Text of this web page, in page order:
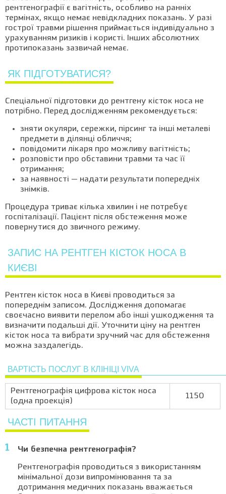
рентгенографії є вагітність, особливо на ранніх
термінах, якщо немає невідкладних показань. У разі
гострої травми рішення приймається індивідуально з
урахуванням ризиків і користі. Інших абсолютних
протипоказань зазвичай немає.
ЯК ПІДГОТУВАТИСЯ?
Спеціальної підготовки до рентгену кісток носа не
потрібно. Перед дослідженням рекомендується:
зняти окуляри, сережки, пірсинг та інші металеві
предмети в ділянці обличчя;
повідомити лікаря про можливу вагітність;
розповісти про обставини травми та час її
отримання;
за наявності — надати результати попередніх
знімків.
Процедура триває кілька хвилин і не потребує
госпіталізації. Пацієнт після обстеження може
повернутися до звичного режиму.
ЗАПИС НА РЕНТГЕН КІСТОК НОСА В
КИЄВІ
Рентген кісток носа в Києві проводиться за
попереднім записом. Дослідження допомагає
своєчасно виявити перелом або інші ушкодження та
визначити подальші дії. Уточнити ціну на рентген
кісток носа та вибрати зручний час для обстеження
можна заздалегідь.
ВАРТІСТЬ ПОСЛУГ В КЛІНІЦІ VIVA
Рентгенографія цифрова кісток носа
(одна проекція)
1150
ЧАСТІ ПИТАННЯ
Чи безпечна рентгенографія?
Рентгенографія проводиться з використанням
мінімальної дози випромінювання та за
дотримання медичних показань вважається